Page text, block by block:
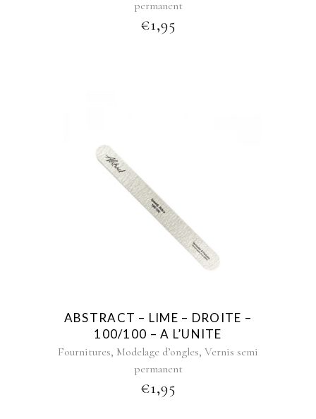
permanent
€1,95
ABSTRACT – LIME – DROITE –
100/100 – A L’UNITE
Fournitures, Modelage d’ongles, Vernis semi
permanent
€1,95